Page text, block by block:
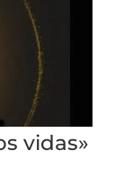
vidas»